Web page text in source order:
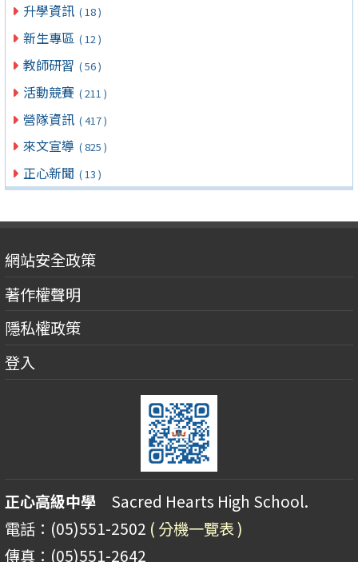
升學資訊 ( 18 )
新生專區 ( 12 )
教師研習 ( 56 )
活動競賽 ( 211 )
營隊資訊 ( 417 )
來文宣導 ( 825 )
正心新聞 ( 13 )
網站安全政策
著作權聲明
隱私權政策
登入
正心高級中學 Sacred Hearts High School.
電話：(05)551-2502 ( 分機一覽表 )
傳真：(05)551-2642